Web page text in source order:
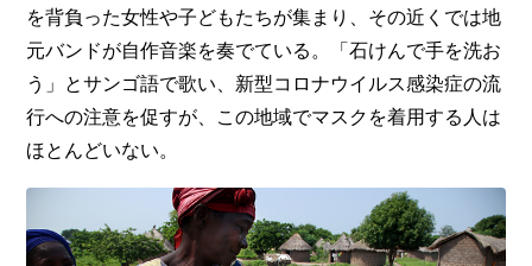
を背負った女性や子どもたちが集まり、その近くでは地
元バンドが自作音楽を奏でている。「石けんで手を洗お
う」とサンゴ語で歌い、新型コロナウイルス感染症の流
行への注意を促すが、この地域でマスクを着用する人は
ほとんどいない。